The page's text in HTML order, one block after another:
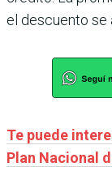
el descuento se
Te puede
Plan Nacional